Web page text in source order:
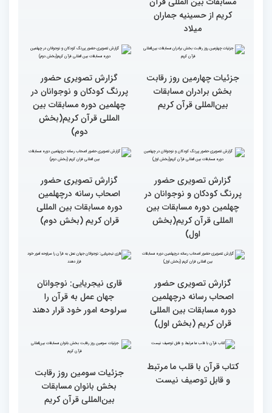
گزارش تصویری حضور
نمایشگاهی چهلمین دوره
کریم(بخش دوم)
نمایشگاهی چهلمین دوره
کریم(بخش اول)
مسابقات بین المللی قرآن
میلاد
مردم مفاهیم و تعالیم قرآن
را در زندگی به کار گیرند
جزئیات چهارمین روز رقابت
بین‌المللی قرآن کریم
پررنگ کودکان و نوجوانان در
چهلمین دوره مسابقات بین
دوم)
گزارش تصویری حضور
پررنگ کودکان و نوجوانان در
چهلمین دوره مسابقات بین
المللی قرآن کریم(بخش
اصحاب رسانه درچهلمین
قران کریم (بخش دوم)